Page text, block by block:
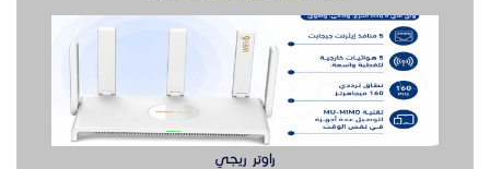
راوتر ريجي